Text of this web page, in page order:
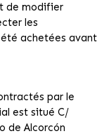
de modifier
les
achetées avant
par le
est situé C/
de Alcorcón